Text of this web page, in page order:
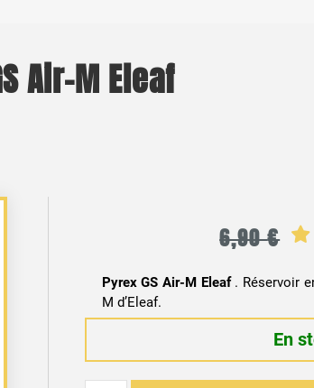
Air-M Eleaf
6,90€
Pyrex GS Air-M Eleaf. Réservoir
M d’Eleaf.
En